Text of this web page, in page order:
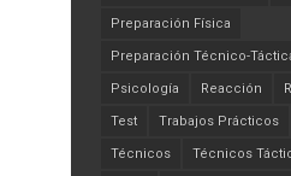
Preparación Física
Preparación Técnico-
Psicología Reacción
Test Trabajos Prácticos
Técnicos Técnicos